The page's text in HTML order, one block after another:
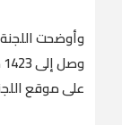
وأوضحت
على موقع